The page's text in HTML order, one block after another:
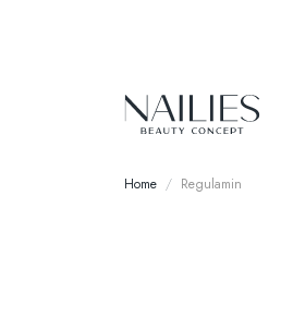
Home Regulamin